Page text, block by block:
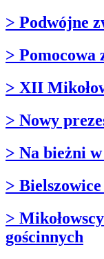
> Podwójne
> Pomocowa
> XII
> Nowy
> Na bieżni
>
>
gościnnych